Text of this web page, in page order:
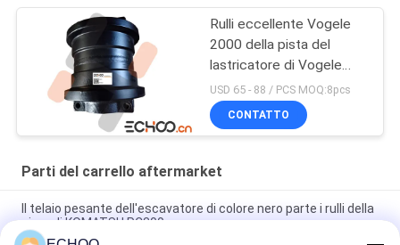
Rulli eccellente Vogele
2000 della pista del
lastricatore di Vogele
Pavare Vogele 2000
USD 65 - 88 / PCS MOQ:8pcs
CONTATTO
Parti del carrello aftermarket
Il telaio pesante dell'escavatore di colore nero parte i rulli della
cima di KOMATSU PC300